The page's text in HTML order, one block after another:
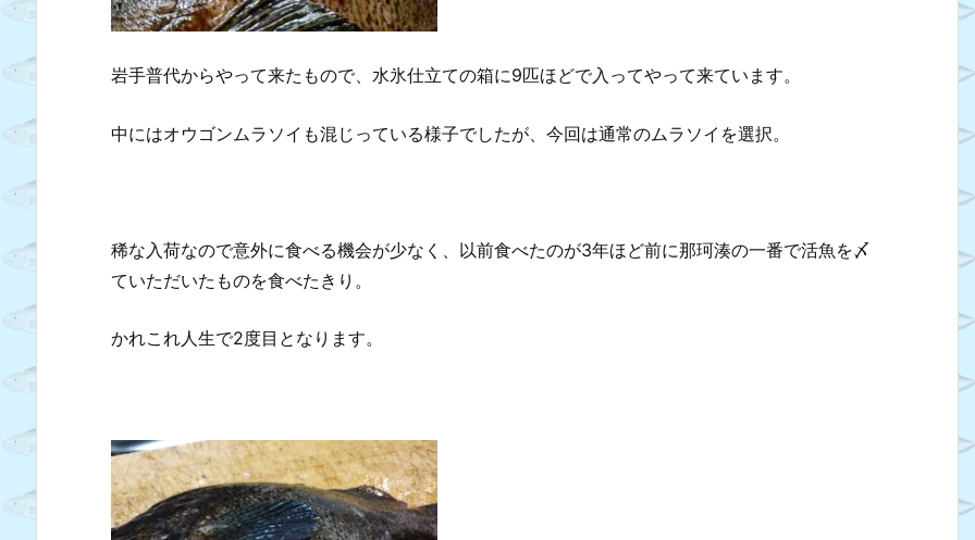
岩手普代からやって来たもので、水氷仕立ての箱に9匹ほどで入ってやって来ています。
中にはオウゴンムラソイも混じっている様子でしたが、今回は通常のムラソイを選択。
稀な入荷なので意外に食べる機会が少なく、以前食べたのが3年ほど前に那珂湊の一番で活魚を〆
ていただいたものを食べたきり。
かれこれ人生で2度目となります。